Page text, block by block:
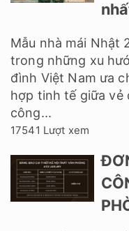
Mẫu nhà mái Nhật
trong những xu
đình Việt Nam ưa
hợp tinh tế giữa vẻ
công...
17541 Lượt xem